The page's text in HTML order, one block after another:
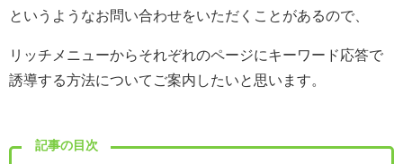
というようなお問い合わせをいただくことがあるので、
リッチメニューからそれぞれのページにキーワード応答で
誘導する方法についてご案内したいと思います。
記事の目次